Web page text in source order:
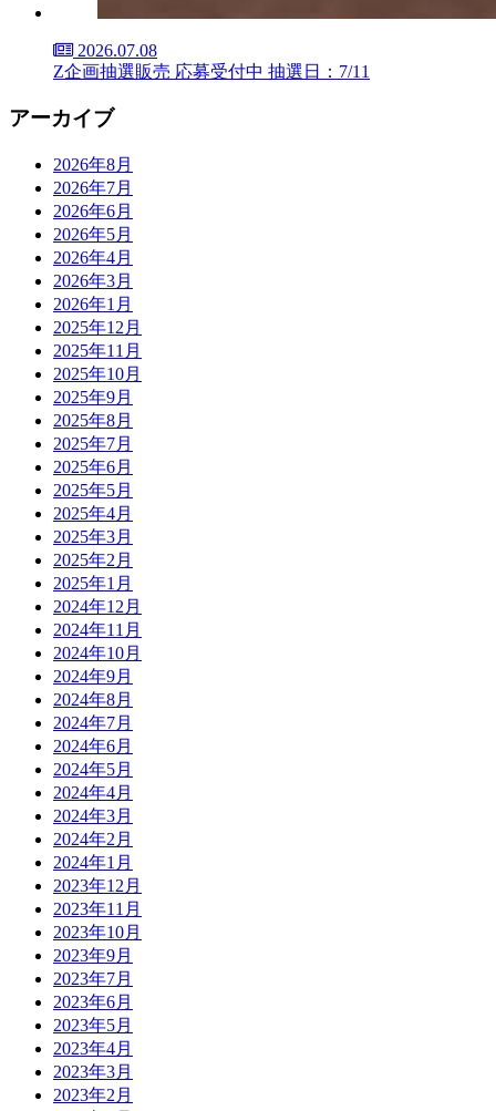
2026.07.08
Z企画抽選販売 応募受付中 抽選日：7/11
アーカイブ
2026年8月
2026年7月
2026年6月
2026年5月
2026年4月
2026年3月
2026年1月
2025年12月
2025年11月
2025年10月
2025年9月
2025年8月
2025年7月
2025年6月
2025年5月
2025年4月
2025年3月
2025年2月
2025年1月
2024年12月
2024年11月
2024年10月
2024年9月
2024年8月
2024年7月
2024年6月
2024年5月
2024年4月
2024年3月
2024年2月
2024年1月
2023年12月
2023年11月
2023年10月
2023年9月
2023年7月
2023年6月
2023年5月
2023年4月
2023年3月
2023年2月